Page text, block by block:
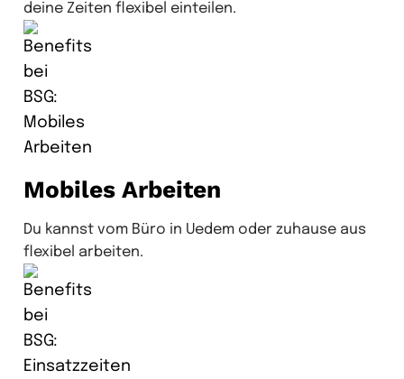
deine Zeiten flexibel einteilen.
Mobiles Arbeiten
Du kannst vom Büro in Uedem oder zuhause aus
flexibel arbeiten.